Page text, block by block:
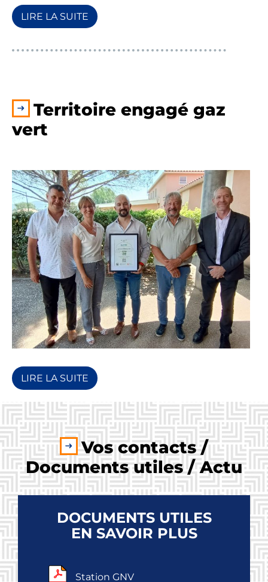
LIRE LA SUITE
Territoire engagé gaz
vert
LIRE LA SUITE
Vos contacts /
Documents utiles / Actu
DOCUMENTS UTILES
EN SAVOIR PLUS
Station GNV